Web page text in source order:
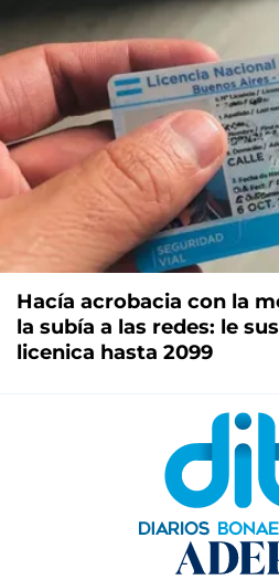
Hacía acrobacia con la
la subía a las redes: le
licenica hasta 2099